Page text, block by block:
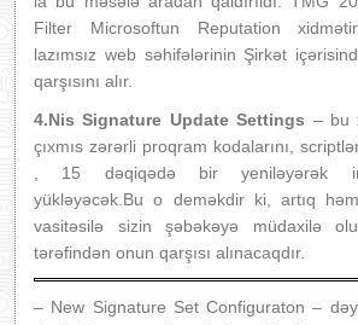
Filter Microsoftun Reputation
lazımsız web səhifələrinin Şirkət
qarşısını alır.
4.Nis Signature Update Settings – bu
çıxmıs zərərli proqram kodalarını,
, 15 dəqiqədə bir yeniləyərək
yükləyəcək.Bu o deməkdir ki, artıq
vasitəsilə sizin şəbəkəyə müdaxilə
tərəfindən onun qarşısı alınacaqdır.
– New Signature Set Configuraton –